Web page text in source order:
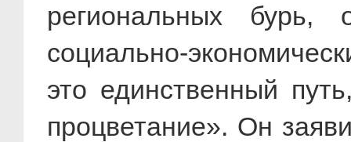
региональных бурь,
социально-
это единственный
процветание». Он